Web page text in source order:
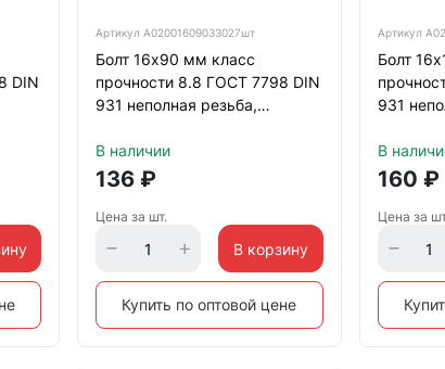
DIN
Артикул А02001609033027шт
Болт 16х90 мм класс
прочности 8.8 ГОСТ 7798 DIN
931 неполная резьба,
В наличии
136 ₽
Цена за шт.
В корзину
Купить по оптовой цене
Артикул
Болт
931
В
160 ₽
Цена за